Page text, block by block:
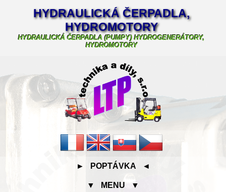
HYDRAULICKÁ ČERPADLA,
HYDROMOTORY
HYDRAULICKÁ ČERPADLA (PUMPY) HYDROGENERÁTORY,
HYDROMOTORY
► POPTÁVKA ◄
▼ MENU ▼